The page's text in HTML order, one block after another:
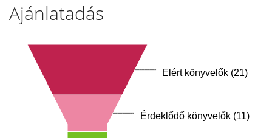
Ajánlatadás
Elért könyvelők (21)
Érdeklődő könyvelők (11)